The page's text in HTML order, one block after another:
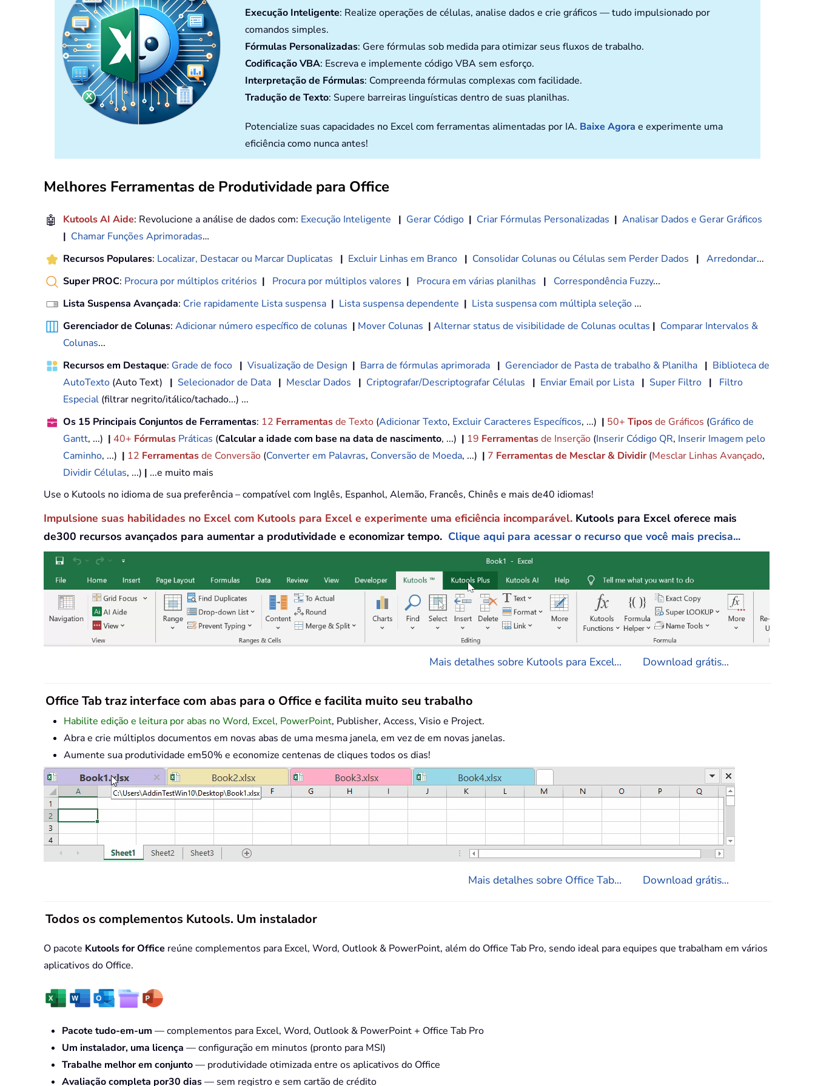
Execução Inteligente: Realize operações de células, analise dados e crie gráficos — tudo impulsionado por
comandos simples.
Fórmulas Personalizadas: Gere fórmulas sob medida para otimizar seus fluxos de trabalho.
Codificação VBA: Escreva e implemente código VBA sem esforço.
Interpretação de Fórmulas: Compreenda fórmulas complexas com facilidade.
Tradução de Texto: Supere barreiras linguísticas dentro de suas planilhas.
Potencialize suas capacidades no Excel com ferramentas alimentadas por IA. Baixe Agora e experimente uma
eficiência como nunca antes!
Melhores Ferramentas de Produtividade para Office
🤖 Kutools AI Aide: Revolucione a análise de dados com: Execução Inteligente | Gerar Código | Criar Fórmulas Personalizadas | Analisar Dados e Gerar Gráficos
| Chamar Funções Aprimoradas…
Recursos Populares: Localizar, Destacar ou Marcar Duplicatas | Excluir Linhas em Branco | Consolidar Colunas ou Células sem Perder Dados | Arredondar...
Super PROC: Procura por múltiplos critérios | Procura por múltiplos valores | Procura em várias planilhas | Correspondência Fuzzy...
Lista Suspensa Avançada: Crie rapidamente Lista suspensa | Lista suspensa dependente | Lista suspensa com múltipla seleção ...
Gerenciador de Colunas: Adicionar número específico de colunas | Mover Colunas | Alternar status de visibilidade de Colunas ocultas | Comparar Intervalos &
Colunas...
Recursos em Destaque: Grade de foco | Visualização de Design | Barra de fórmulas aprimorada | Gerenciador de Pasta de trabalho & Planilha | Biblioteca de
AutoTexto (Auto Text) | Selecionador de Data | Mesclar Dados | Criptografar/Descriptografar Células | Enviar Email por Lista | Super Filtro |
Filtro
Especial (filtrar negrito/itálico/tachado...) ...
Os 15 Principais Conjuntos de Ferramentas: 12 Ferramentasde Texto (Adicionar Texto, Excluir Caracteres Específicos, ...) | 50+ Tiposde Gráficos (Gráfico de
Gantt, ...) | 40+ Fórmulas Práticas (Calcular a idade com base na data de nascimento, ...) | 19 Ferramentasde Inserção (Inserir Código QR, Inserir Imagem pelo
Caminho, ...) | 12 Ferramentasde Conversão (Converter em Palavras, Conversão de Moeda, ...) | 7 Ferramentas de Mesclar & Dividir (Mesclar Linhas Avançado,
Dividir Células, ...) | ...e muito mais
Use o Kutools no idioma de sua preferência – compatível com Inglês, Espanhol, Alemão, Francês, Chinês e mais de40 idiomas!
Impulsione suas habilidades no Excel com Kutools para Excel e experimente uma eficiência incomparável. Kutools para Excel oferece mais
de300 recursos avançados para aumentar a produtividade e economizar tempo. Clique aqui para acessar o recurso que você mais precisa...
Mais detalhes sobre Kutools para Excel... Download grátis...
Office Tab traz interface com abas para o Office e facilita muito seu trabalho
Habilite edição e leitura por abas no Word, Excel, PowerPoint, Publisher, Access, Visio e Project.
Abra e crie múltiplos documentos em novas abas de uma mesma janela, em vez de em novas janelas.
Aumente sua produtividade em50% e economize centenas de cliques todos os dias!
Mais detalhes sobre Office Tab... Download grátis...
Todos os complementos Kutools. Um instalador
O pacote Kutools for Office reúne complementos para Excel, Word, Outlook & PowerPoint, além do Office Tab Pro, sendo ideal para equipes que trabalham em vários
aplicativos do Office.
Pacote tudo-em-um — complementos para Excel, Word, Outlook & PowerPoint + Office Tab Pro
Um instalador, uma licença — configuração em minutos (pronto para MSI)
Trabalhe melhor em conjunto— produtividade otimizada entre os aplicativos do Office
Avaliação completa por30 dias— sem registro e sem cartão de crédito